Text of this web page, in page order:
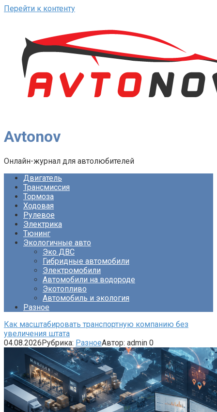
Перейти к контенту
Avtonov
Онлайн-журнал для автолюбителей
Двигатель
Трансмиссия
Тормоза
Ходовая
Рулевое
Электрика
Тюнинг
Экологичные авто
Эко ДВС
Гибридные автомобили
Электромобили
Автомобили на водороде
Экотопливо
Автомобиль и экология
Разное
Как масштабировать транспортную компанию без
увеличения штата
04.08.2026Рубрика: РазноеАвтор: admin 0